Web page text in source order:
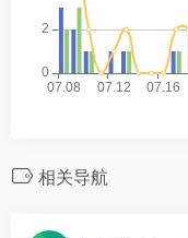
相关导航